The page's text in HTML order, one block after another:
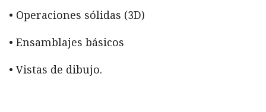
• Operaciones sólidas (3D)
• Ensamblajes básicos
• Vistas de dibujo.